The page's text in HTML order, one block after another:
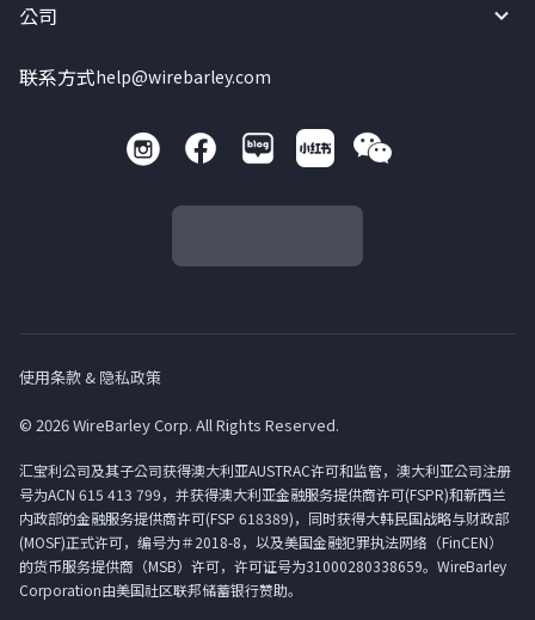
公司
联系方式help@wirebarley.com
使用条款 & 隐私政策
© 2026 WireBarley Corp. All Rights Reserved.
汇宝利公司及其子公司获得澳大利亚AUSTRAC许可和监管，澳大利亚公司注册
号为ACN 615 413 799，并获得澳大利亚金融服务提供商许可(FSPR)和新西兰
内政部的金融服务提供商许可(FSP 618389)，同时获得大韩民国战略与财政部
(MOSF)正式许可，编号为＃2018-8，以及美国金融犯罪执法网络（FinCEN）
的货币服务提供商（MSB）许可，许可证号为31000280338659。WireBarley
Corporation由美国社区联邦储蓄银行赞助。